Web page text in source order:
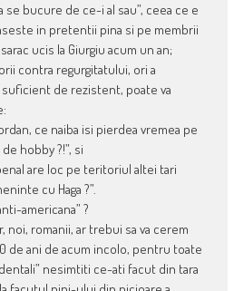
bucure de ce-i al sau”, ceea ce e
in pretentii pina si pe membrii
ucis la Giurgiu acum un an;
contra regurgitatului, ori a
de rezistent, poate va
ce naiba isi pierdea vremea pe
hobby ?!”, si
are loc pe teritoriul altei tari
cu Haga ?”.
americana” ?
noi, romanii, ar trebui sa va cerem
de ani de acum incolo, pentru toate
nesimtiti ce-ati facut din tara